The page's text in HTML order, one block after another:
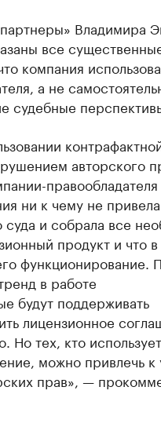
Владимира
все
компания
а не
судебные
авторского
правообладателя
ни к чему не
и собрала все
продукт и что
функционирование.
в работе
будут поддерживать
лицензионное
Но тех, кто
можно привлечь к
прав», —